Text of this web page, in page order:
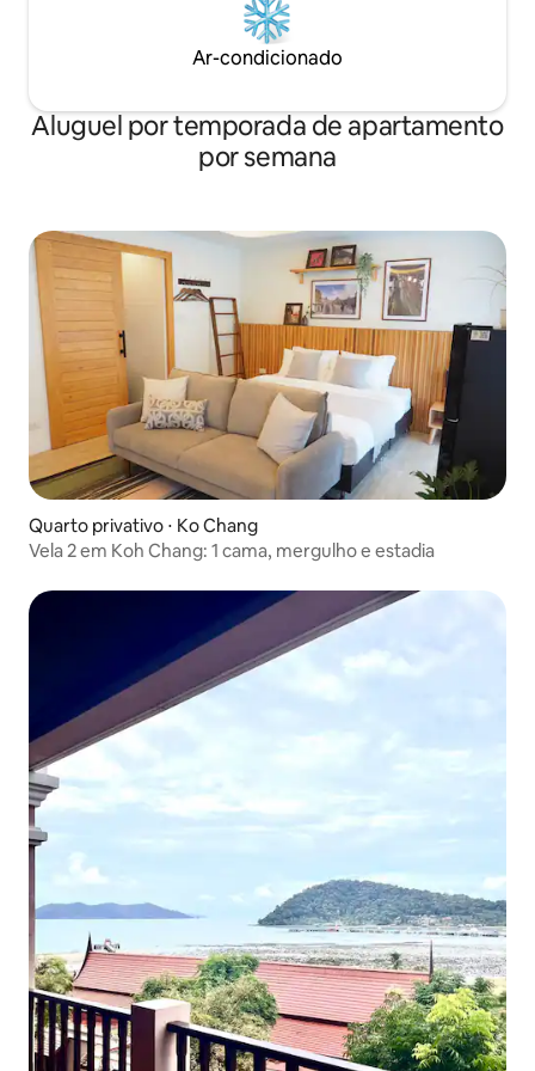
Ar-condicionado
Aluguel por temporada de apartamento
por semana
Quarto privativo ⋅ Ko Chang
Vela 2 em Koh Chang: 1 cama, mergulho e estadia